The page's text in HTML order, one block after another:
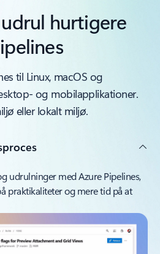
hurtigere
til Linux, macOS og
og mobilapplikationer.
eller lokalt miljø.
udrulninger med Azure Pipelines,
praktikaliteter og mere tid på at